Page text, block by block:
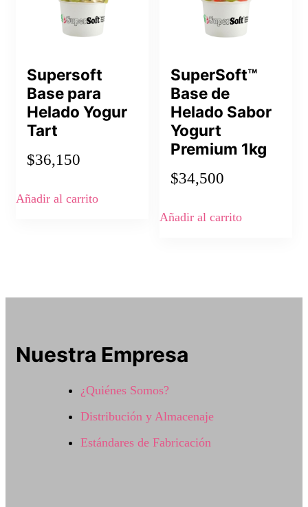
Supersoft
Base para
Helado Yogur
Tart
$36,150
Añadir al carrito
SuperSoft™
Base de
Helado Sabor
Yogurt
Premium 1kg
$34,500
Añadir al carrito
Nuestra Empresa
¿Quiénes Somos?
Distribución y Almacenaje
Estándares de Fabricación